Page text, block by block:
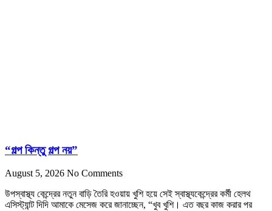
“গল্প কিন্তু গল্প নয়”
August 5, 2026 No Comments
উপস্বাস্থ্য কেন্দ্রের নতুন বাড়ি তৈরি হওয়ায় খুশি হয়ে সেই স্বাস্থ্যকেন্দ্রের কর্মী হেলথ
এসিস্ট্যান্ট দিদি আমাকে মেসেজ করে জানাচ্ছেন, “খুব খুশি। এত বছর কাজ করার পর